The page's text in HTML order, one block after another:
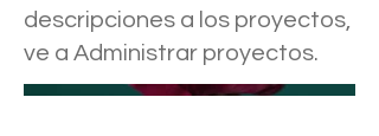
descripciones a los proyectos,
ve a Administrar proyectos.